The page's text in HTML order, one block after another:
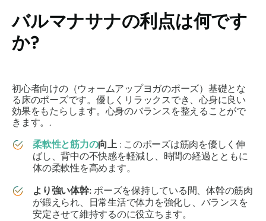
バルマナサナの利点は何です
か?
初心者向けの（ウォームアップヨガのポーズ）基礎とな
る床のポーズです。優しくリラックスでき、心身に良い
効果をもたらします。心身のバランスを整えることがで
きます。.
柔軟性と筋力の向上 : このポーズは筋肉を優しく伸
ばし、背中の不快感を軽減し、時間の経過とともに
体の柔軟性を高めます。
より強い体幹: ポーズを保持している間、体幹の筋肉
が鍛えられ、日常生活で体力を強化し、バランスを
安定させて維持するのに役立ちます。